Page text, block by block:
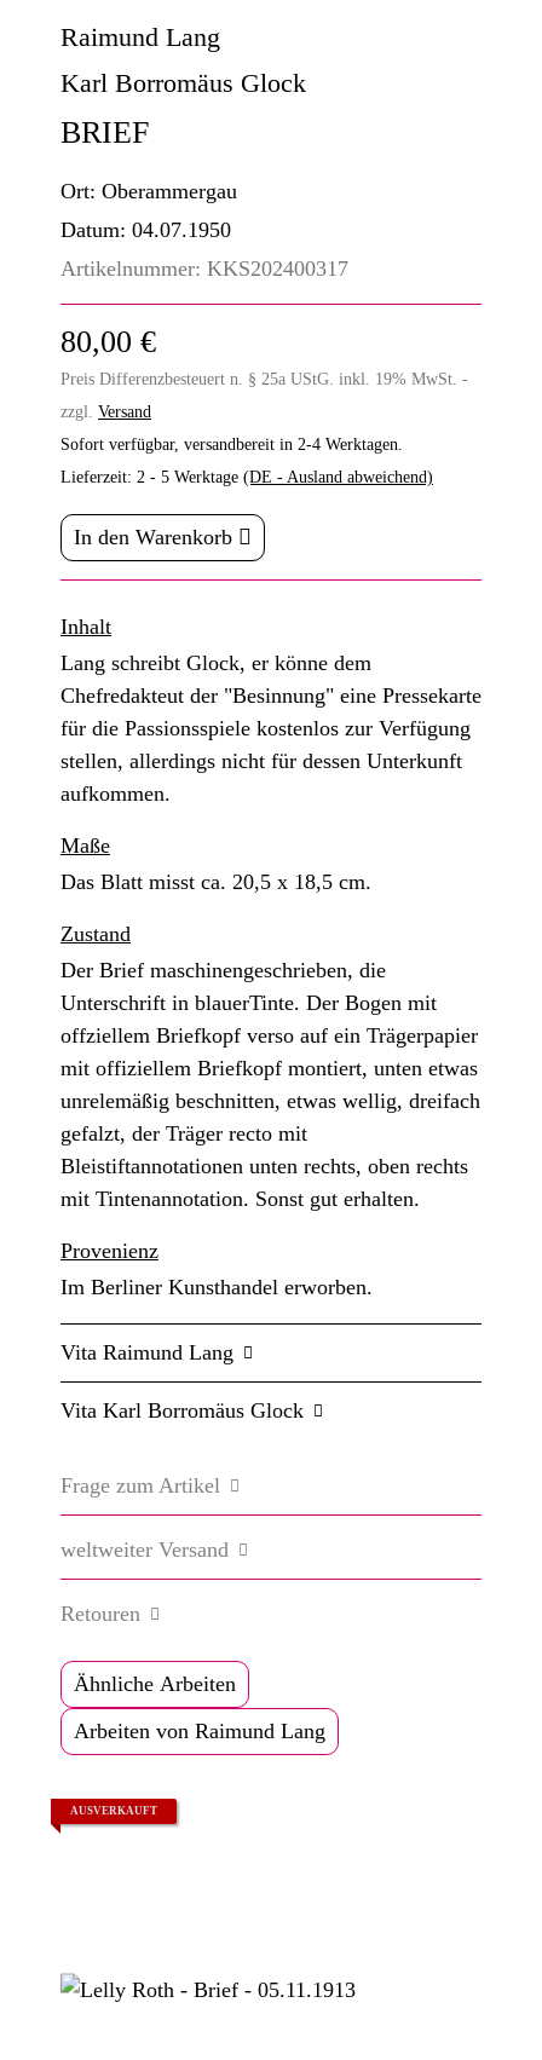
Raimund Lang
Karl Borromäus Glock
BRIEF
Ort: Oberammergau
Datum: 04.07.1950
Artikelnummer: KKS202400317
80,00 €
Preis Differenzbesteuert n. § 25a UStG. inkl. 19% MwSt. -
zzgl. Versand
Sofort verfügbar, versandbereit in 2-4 Werktagen.
Lieferzeit: 2 - 5 Werktage (DE - Ausland abweichend)
In den Warenkorb
Inhalt
Lang schreibt Glock, er könne dem
Chefredakteut der "Besinnung" eine Pressekarte
für die Passionsspiele kostenlos zur Verfügung
stellen, allerdings nicht für dessen Unterkunft
aufkommen.
Maße
Das Blatt misst ca. 20,5 x 18,5 cm.
Zustand
Der Brief maschinengeschrieben, die
Unterschrift in blauerTinte. Der Bogen mit
offziellem Briefkopf verso auf ein Trägerpapier
mit offiziellem Briefkopf montiert, unten etwas
unrelemäßig beschnitten, etwas wellig, dreifach
gefalzt, der Träger recto mit
Bleistiftannotationen unten rechts, oben rechts
mit Tintenannotation. Sonst gut erhalten.
Provenienz
Im Berliner Kunsthandel erworben.
Vita Raimund Lang
Vita Karl Borromäus Glock
Frage zum Artikel
weltweiter Versand
Retouren
Ähnliche Arbeiten
Arbeiten von Raimund Lang
AUSVERKAUFT